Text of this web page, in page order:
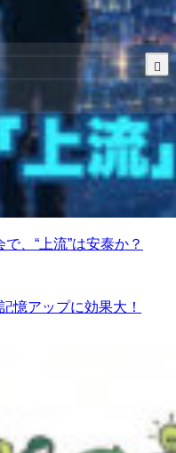
、“上流”は安泰か？
憶アップに効果大！